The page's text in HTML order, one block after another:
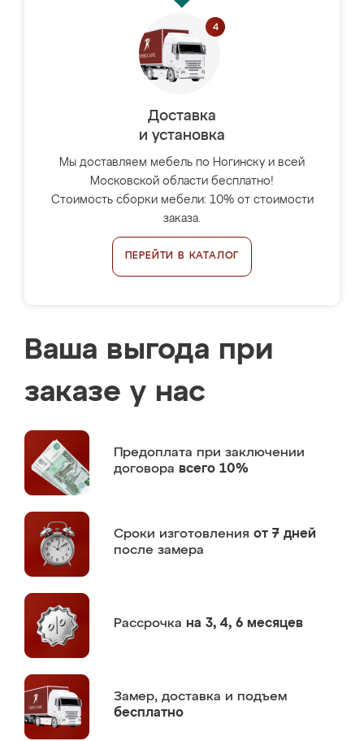
Доставка
и установка
Мы доставляем мебель по Ногинску и всей
Московской области бесплатно!
Стоимость сборки мебели: 10% от стоимости
заказа.
ПЕРЕЙТИ В КАТАЛОГ
Ваша выгода при
заказе у нас
Предоплата при заключении
договора всего 10%
Сроки изготовления от 7 дней
после замера
Рассрочка на 3, 4, 6 месяцев
Замер, доставка и подъем
бесплатно